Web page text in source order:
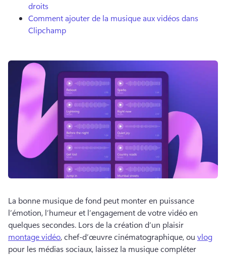
droits
Comment ajouter de la musique aux vidéos dans
Clipchamp
La bonne musique de fond peut monter en puissance
l’émotion, l’humeur et l’engagement de votre vidéo en
quelques secondes. Lors de la création d’un plaisir
montage vidéo, chef-d’œuvre cinématographique, ou vlog
pour les médias sociaux, laissez la musique compléter